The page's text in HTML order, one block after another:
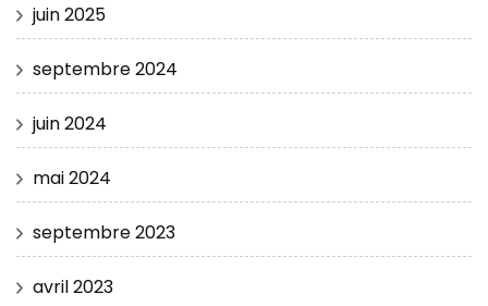
juin 2025
septembre 2024
juin 2024
mai 2024
septembre 2023
avril 2023